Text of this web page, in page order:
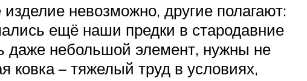
невозможно, другие полагают:
ещё наши предки в стародавние
даже небольшой элемент, нужны не
ковка – тяжелый труд в условиях,